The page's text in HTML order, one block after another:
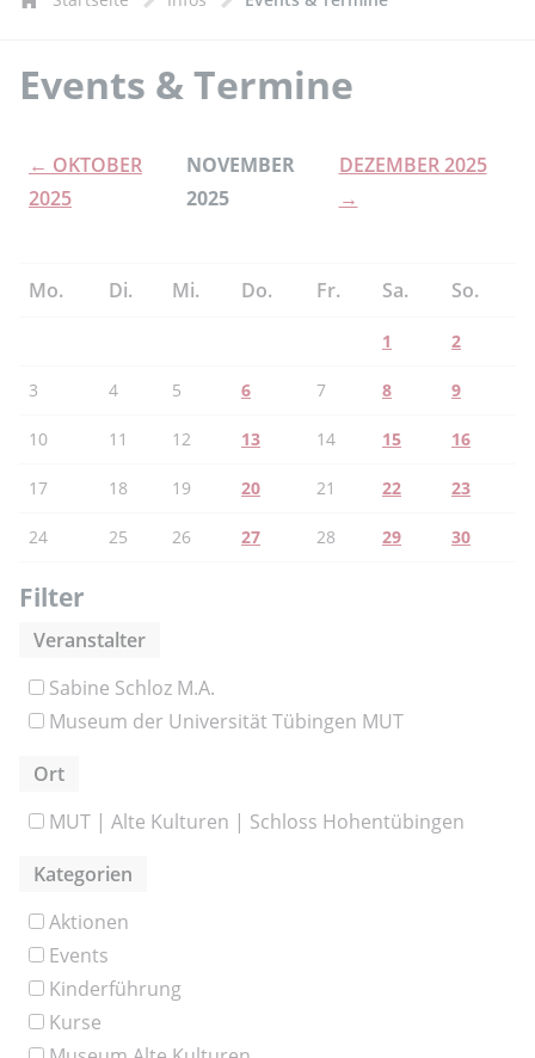
Events & Termine
← OKTOBER
2025
NOVEMBER
2025
DEZEMBER 2025
→
Mo. Di. Mi. Do. Fr. Sa. So.
1 2
3 4 5 6 7 8 9
10 11 12 13 14 15 16
17 18 19 20 21 22 23
24 25 26 27 28 29 30
Filter
Veranstalter
Sabine Schloz M.A.
Museum der Universität Tübingen MUT
Ort
MUT | Alte Kulturen | Schloss Hohentübingen
Kategorien
Aktionen
Events
Kinderführung
Kurse